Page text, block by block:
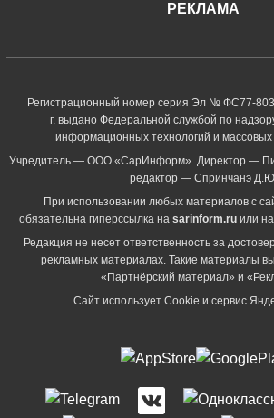
РЕКЛАМА
Регистрационный номер серия Эл № ФС77-
г. выдано Федеральной службой по
информационных технологий и массовых
Учредитель — ООО «СарИнформ». Директор —
редактор — Спринчанэ
При использовании любых материалов с
обязательна гиперссылка на sarinform.ru или
Редакция не несет ответственность за
рекламных материалах. Такие материалы
«Партнёрский материал» и
Сайт использует Cookie и сервиc